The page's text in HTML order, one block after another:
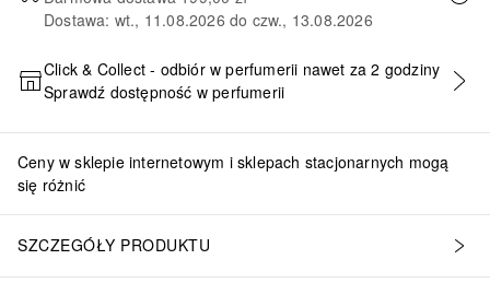
Dostawa: wt., 11.08.2026 do czw., 13.08.2026
DODAJ DO KOSZYKA
Click & Collect - odbiór w perfumerii nawet za 2 godziny
Sprawdź dostępność w perfumerii
Ceny w sklepie internetowym i sklepach stacjonarnych mogą
się różnić
SZCZEGÓŁY PRODUKTU